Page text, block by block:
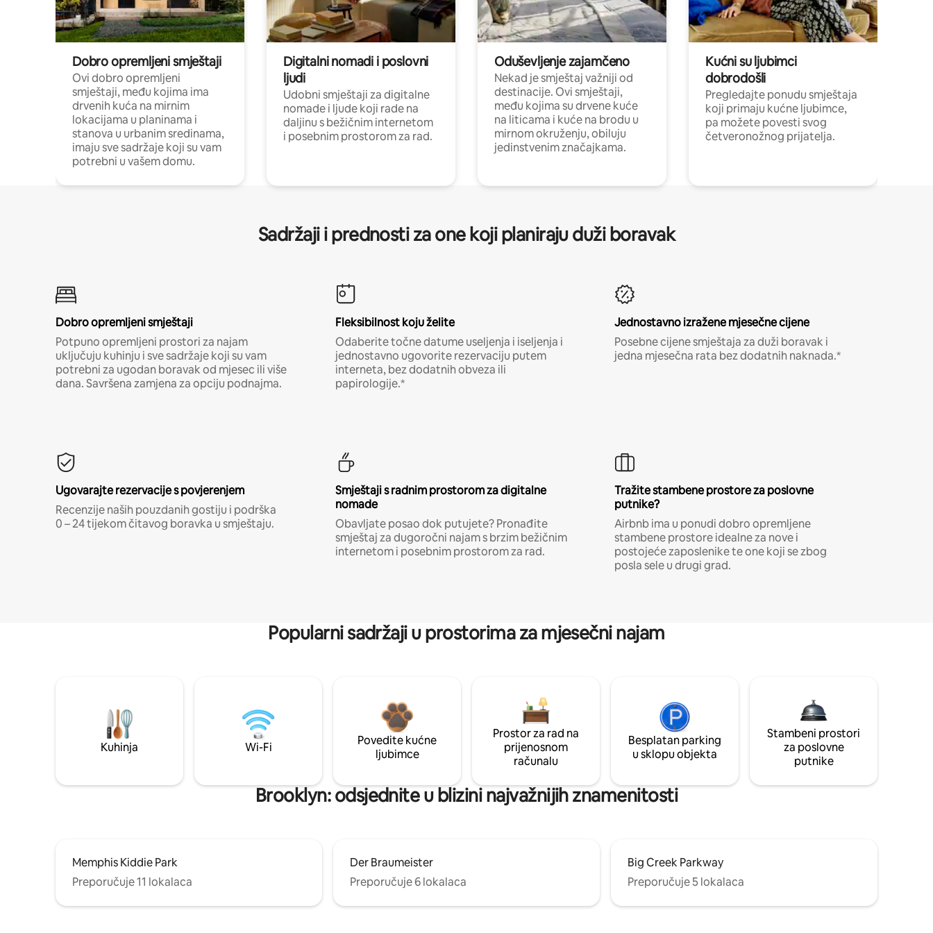
Dobro opremljeni smještaji
Ovi dobro opremljeni
smještaji, među kojima ima
drvenih kuća na mirnim
lokacijama u planinama i
stanova u urbanim sredinama,
imaju sve sadržaje koji su vam
potrebni u vašem domu.
Digitalni nomadi i poslovni
ljudi
Udobni smještaji za digitalne
nomade i ljude koji rade na
daljinu s bežičnim internetom
i posebnim prostorom za rad.
Oduševljenje zajamčeno
Nekad je smještaj važniji od
destinacije. Ovi smještaji,
među kojima su drvene kuće
na liticama i kuće na brodu u
mirnom okruženju, obiluju
jedinstvenim značajkama.
Kućni su ljubimci
dobrodošli
Pregledajte ponudu smještaja
koji primaju kućne ljubimce,
pa možete povesti svog
četveronožnog prijatelja.
Sadržaji i prednosti za one koji planiraju duži boravak
Dobro opremljeni smještaji
Potpuno opremljeni prostori za najam
uključuju kuhinju i sve sadržaje koji su vam
potrebni za ugodan boravak od mjesec ili više
dana. Savršena zamjena za opciju podnajma.
Fleksibilnost koju želite
Odaberite točne datume useljenja i iseljenja i
jednostavno ugovorite rezervaciju putem
interneta, bez dodatnih obveza ili
papirologije.*
Jednostavno izražene mjesečne cijene
Posebne cijene smještaja za duži boravak i
jedna mjesečna rata bez dodatnih naknada.*
Ugovarajte rezervacije s povjerenjem
Recenzije naših pouzdanih gostiju i podrška
0 – 24 tijekom čitavog boravka u smještaju.
Smještaji s radnim prostorom za digitalne
nomade
Obavljate posao dok putujete? Pronađite
smještaj za dugoročni najam s brzim bežičnim
internetom i posebnim prostorom za rad.
Tražite stambene prostore za poslovne
putnike?
Airbnb ima u ponudi dobro opremljene
stambene prostore idealne za nove i
postojeće zaposlenike te one koji se zbog
posla sele u drugi grad.
Popularni sadržaji u prostorima za mjesečni najam
Kuhinja Wi-Fi
Povedite kućne
ljubimce
Prostor za rad na
prijenosnom
računalu
Besplatan parking
u sklopu objekta
Stambeni prostori
za poslovne
putnike
Brooklyn: odsjednite u blizini najvažnijih znamenitosti
Memphis Kiddie Park
Preporučuje 11 lokalaca
Der Braumeister
Preporučuje 6 lokalaca
Big Creek Parkway
Preporučuje 5 lokalaca